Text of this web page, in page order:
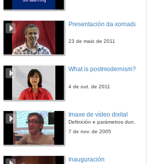
13 de xul. de 2017
13 de xul. de 2017
Presentación da xornada
23 de maio de 2011
What is postmodernism?
4 de out. de 2011
Imaxe de vídeo dixital
Definición e parámetros dunha imaxe dixital. Resolución e Aspecto. Profundidade da cor. Compresión. Frame por segundo. Entrelazado. Campos, cadros
7 de nov. de 2005
Inauguración